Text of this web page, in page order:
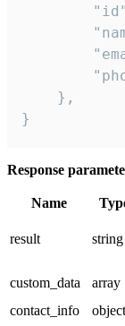
    },
}
Response
Name
result string
custom_data
array
contact_info
object